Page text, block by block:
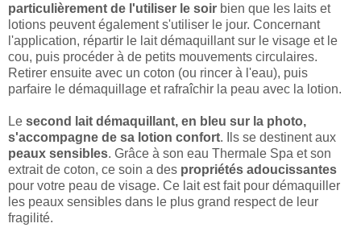
particulièrement de l'utiliser le soir bien que les laits et
lotions peuvent également s'utiliser le jour. Concernant
l'application, répartir le lait démaquillant sur le visage et le
cou, puis procéder à de petits mouvements circulaires.
Retirer ensuite avec un coton (ou rincer à l'eau), puis
parfaire le démaquillage et rafraîchir la peau avec la lotion.
Le second lait démaquillant, en bleu sur la photo,
s'accompagne de sa lotion confort. Ils se destinent aux
peaux sensibles. Grâce à son eau Thermale Spa et son
extrait de coton, ce soin a des propriétés adoucissantes
pour votre peau de visage. Ce lait est fait pour démaquiller
les peaux sensibles dans le plus grand respect de leur
fragilité.